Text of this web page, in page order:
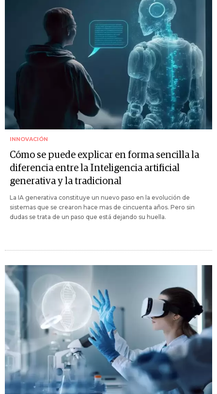
INNOVACIÓN
Cómo se puede explicar en forma sencilla la
diferencia entre la Inteligencia artificial
generativa y la tradicional
La IA generativa constituye un nuevo paso en la evolución de
sistemas que se crearon hace mas de cincuenta años. Pero sin
dudas se trata de un paso que está dejando su huella.